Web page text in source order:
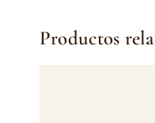
Productos